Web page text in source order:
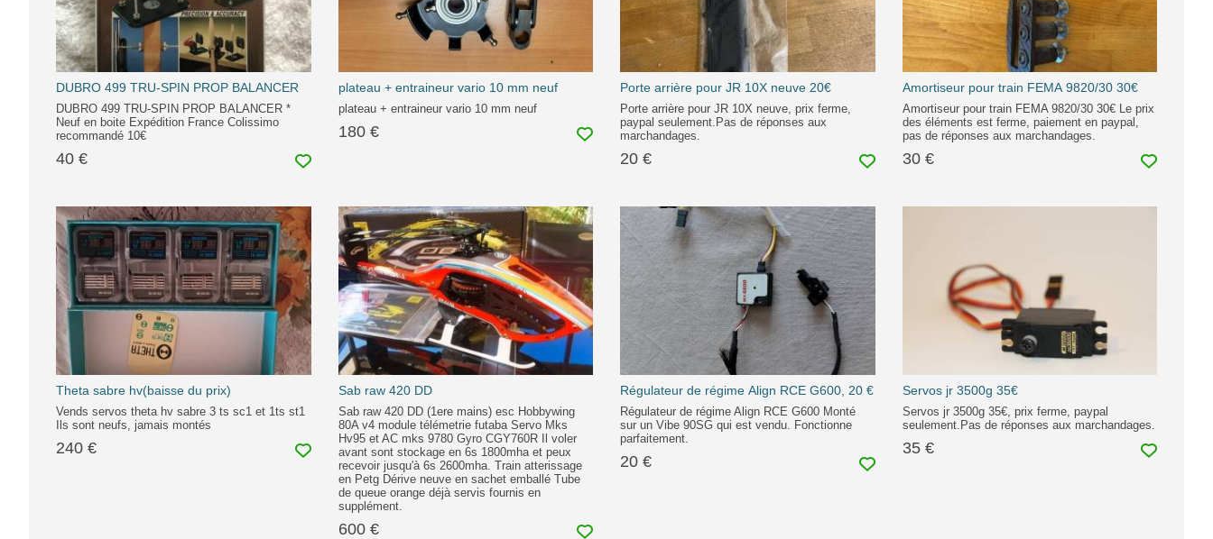
DUBRO 499 TRU-SPIN PROP BALANCER
DUBRO 499 TRU-SPIN PROP BALANCER *
Neuf en boite Expédition France Colissimo
recommandé 10€
40 €
plateau + entraineur vario 10 mm neuf
plateau + entraineur vario 10 mm neuf
180 €
Porte arrière pour JR 10X neuve 20€
Porte arrière pour JR 10X neuve, prix ferme,
paypal seulement.Pas de réponses aux
marchandages.
20 €
Amortiseur pour train FEMA 9820/30 30€
Amortiseur pour train FEMA 9820/30 30€ Le prix
des éléments est ferme, paiement en paypal,
pas de réponses aux marchandages.
30 €
Theta sabre hv(baisse du prix)
Vends servos theta hv sabre 3 ts sc1 et 1ts st1
Ils sont neufs, jamais montés
240 €
Sab raw 420 DD
Sab raw 420 DD (1ere mains) esc Hobbywing
80A v4 module télémetrie futaba Servo Mks
Hv95 et AC mks 9780 Gyro CGY760R Il voler
avant sont stockage en 6s 1800mha et peux
recevoir jusqu'à 6s 2600mha. Train atterissage
en Petg Dérive neuve en sachet emballé Tube
de queue orange déjà servis fournis en
supplément.
600 €
Régulateur de régime Align RCE G600, 20 €
Régulateur de régime Align RCE G600 Monté
sur un Vibe 90SG qui est vendu. Fonctionne
parfaitement.
20 €
Servos jr 3500g 35€
Servos jr 3500g 35€, prix ferme, paypal
seulement.Pas de réponses aux marchandages.
35 €